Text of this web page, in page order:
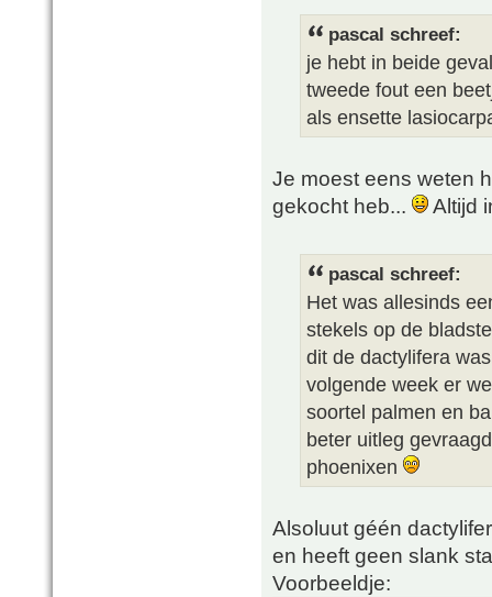
pascal schreef:
je hebt in beide
tweede fout een
als ensette
Je moest eens weten
gekocht heb...
Altijd
pascal schreef:
Het was allesinds
stekels op de
dit de dactylifera
volgende week er
soortel palmen en
beter uitleg
phoenixen
Alsoluut géén
en heeft geen slank
Voorbeeldje: